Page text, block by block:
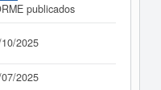
publicados
2025
2025